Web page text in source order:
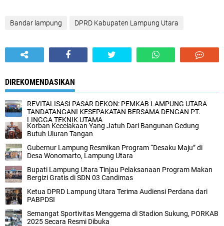
Bandar lampung DPRD Kabupaten Lampung Utara
DIREKOMENDASIKAN
REVITALISASI PASAR DEKON: PEMKAB LAMPUNG UTARA
TANDATANGANI KESEPAKATAN BERSAMA DENGAN PT.
LINGGA TEKNIK UTAMA
Korban Kecelakaan Yang Jatuh Dari Bangunan Gedung
Butuh Uluran Tangan
Gubernur Lampung Resmikan Program “Desaku Maju” di
Desa Wonomarto, Lampung Utara
Bupati Lampung Utara Tinjau Pelaksanaan Program Makan
Bergizi Gratis di SDN 03 Candimas
Ketua DPRD Lampung Utara Terima Audiensi Perdana dari
PABPDSI
Semangat Sportivitas Menggema di Stadion Sukung, PORKAB
2025 Secara Resmi Dibuka